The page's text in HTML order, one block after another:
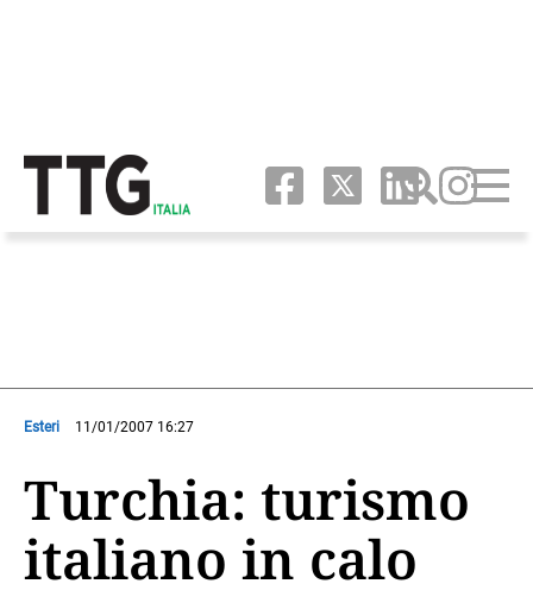
Esteri 11/01/2007 16:27
Turchia: turismo
italiano in calo